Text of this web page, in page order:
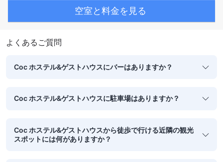
空室と料金を見る
よくあるご質問
Coc ホステル&ゲストハウスにバーはありますか？
Coc ホステル&ゲストハウスに駐車場はありますか？
Coc ホステル&ゲストハウスから徒歩で行ける近隣の観光
スポットには何がありますか？